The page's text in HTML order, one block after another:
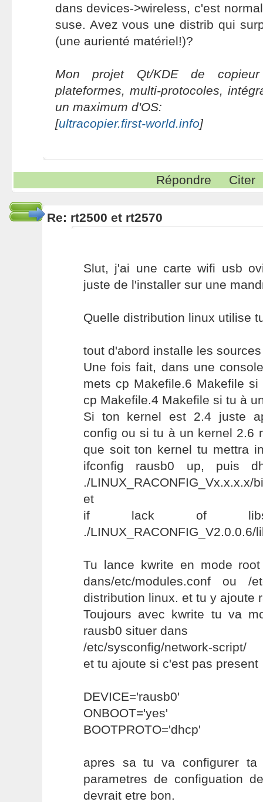
dans devices->wireless, c'est
suse. Avez vous une distrib qui
(une aurienté matériel!)?
Mon projet Qt/KDE de
plateformes, multi-protocoles,
un maximum d'OS:
[ultracopier.first-world.info]
Répondre Citer
Re: rt2500 et rt2570
Slut, j'ai une carte wifi usb
juste de l'installer sur une
Quelle distribution linux utilise
tout d'abord installe les
Une fois fait, dans une
mets cp Makefile.6 Makefile
cp Makefile.4 Makefile si tu à
Si ton kernel est 2.4 juste
config ou si tu à un kernel 2.6
que soit ton kernel tu mettra
ifconfig rausb0 up, puis
./LINUX_RACONFIG_Vx.x.x.x/
et
if lack of
./LINUX_RACONFIG_V2.0.0.6/
Tu lance kwrite en mode
dans/etc/modules.conf ou /
distribution linux. et tu y ajoute
Toujours avec kwrite tu va
rausb0 situer dans
/etc/sysconfig/network-script/
et tu ajoute si c'est pas present
DEVICE='rausb0'
ONBOOT='yes'
BOOTPROTO='dhcp'
apres sa tu va configurer ta
parametres de configuation
devrait etre bon.